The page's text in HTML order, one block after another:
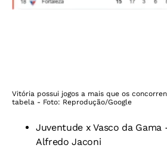
Vitória possui jogos a mais que os
tabela - Foto: Reprodução/Google
Juventude x Vasco da Gama
Alfredo Jaconi